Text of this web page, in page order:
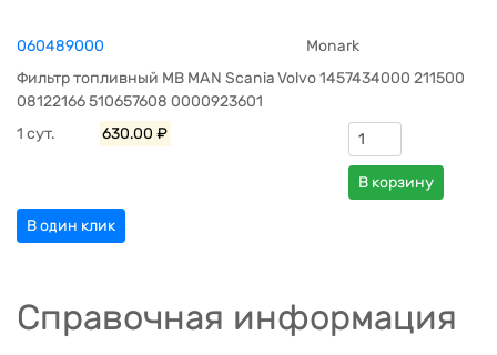
060489000
Monark
Фильтр топливный MB MAN Scania Volvo 1457434000 211500
08122166 510657608 0000923601
1 сут.
630.00 ₽
В корзину
В один клик
Справочная информация